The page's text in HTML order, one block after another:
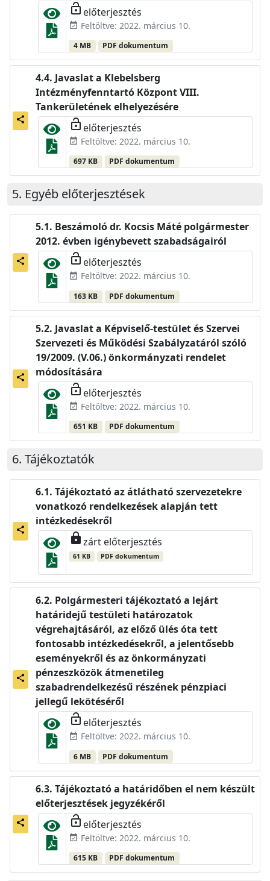
lock_open előterjesztés
event_available Feltöltve: 2022. március 10.
4 MB PDF dokumentum
share
Javaslat a Klebelsberg
Intézményfenntartó Központ VIII.
Tankerületének elhelyezésére
lock_open előterjesztés
event_available Feltöltve: 2022. március 10.
697 KB PDF dokumentum
Egyéb előterjesztések
share
Beszámoló dr. Kocsis Máté polgármester
2012. évben igénybevett szabadságairól
lock_open előterjesztés
event_available Feltöltve: 2022. március 10.
163 KB PDF dokumentum
share
Javaslat a Képviselő-testület és Szervei
Szervezeti és Működési Szabályzatáról szóló
19/2009. (V.06.) önkormányzati rendelet
módosítására
lock_open előterjesztés
event_available Feltöltve: 2022. március 10.
651 KB PDF dokumentum
Tájékoztatók
share
Tájékoztató az átlátható szervezetekre
vonatkozó rendelkezések alapján tett
intézkedésekről
lockzárt előterjesztés
61 KB PDF dokumentum
share
Polgármesteri tájékoztató a lejárt
határidejű testületi határozatok
végrehajtásáról, az előző ülés óta tett
fontosabb intézkedésekről, a jelentősebb
eseményekről és az önkormányzati
pénzeszközök átmenetileg
szabadrendelkezésű részének pénzpiaci
jellegű lekötéséről
lock_open előterjesztés
event_available Feltöltve: 2022. március 10.
6 MB PDF dokumentum
share
Tájékoztató a határidőben el nem készült
előterjesztések jegyzékéről
lock_open előterjesztés
event_available Feltöltve: 2022. március 10.
615 KB PDF dokumentum